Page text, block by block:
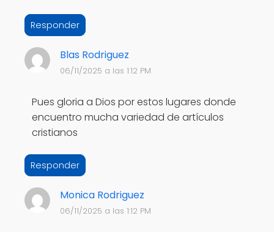
Responder
Blas Rodriguez
06/11/2025 a las 1:12 PM
Pues gloria a Dios por estos lugares donde
encuentro mucha variedad de artículos
cristianos
Responder
Monica Rodriguez
06/11/2025 a las 1:12 PM